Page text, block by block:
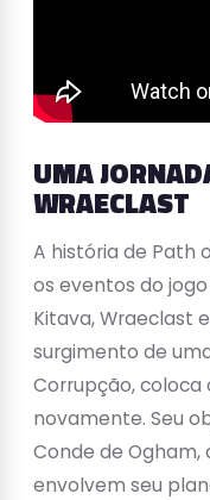
UMA
WRAECLAST
A história de Path
os eventos do
Kitava, Wraeclast
surgimento de
Corrupção,
novamente. Seu
Conde de Ogham,
envolvem seu